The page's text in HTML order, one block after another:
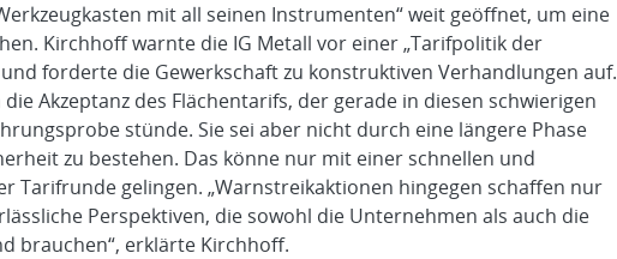
mit all seinen Instrumenten“ weit geöffnet, um eine
Kirchhoff warnte die IG Metall vor einer „Tarifpolitik der
forderte die Gewerkschaft zu konstruktiven Verhandlungen auf.
Akzeptanz des Flächentarifs, der gerade in diesen schwierigen
stünde. Sie sei aber nicht durch eine längere Phase
zu bestehen. Das könne nur mit einer schnellen und
Tarifrunde gelingen. „Warnstreikaktionen hingegen schaffen nur
Perspektiven, die sowohl die Unternehmen als auch die
brauchen“, erklärte Kirchhoff.